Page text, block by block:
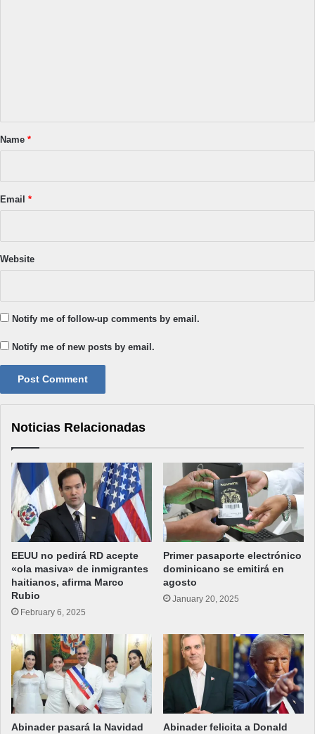
*Name *
Email *
Website
Notify me of follow-up comments by email.
Notify me of new posts by email.
Noticias Relacionadas
EEUU no pedirá RD acepte
«ola masiva» de inmigrantes
haitianos, afirma Marco
Rubio
February 6, 2025
Primer pasaporte electrónico
dominicano se emitirá en
agosto
January 20, 2025
Abinader pasará la Navidad
Abinader felicita a Donald